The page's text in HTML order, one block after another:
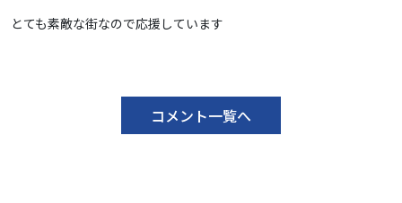
とても素敵な街なので応援しています
コメント一覧へ